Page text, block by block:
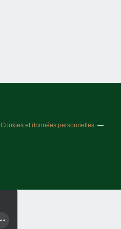
Cookies et données personnelles